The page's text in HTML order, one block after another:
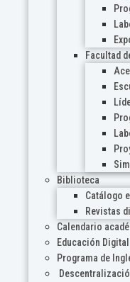
Facultad
Biblioteca
Catálogo
Revistas
Calendario
Educación Digital
Programa de